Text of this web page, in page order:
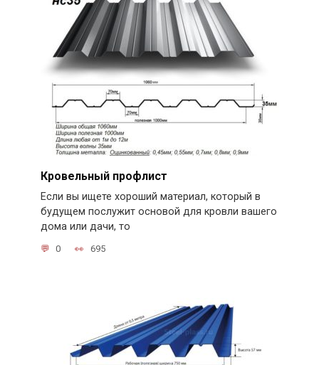
Кровельный профлист
Если вы ищете хороший материал, который в
будущем послужит основой для кровли вашего
дома или дачи, то
0 695